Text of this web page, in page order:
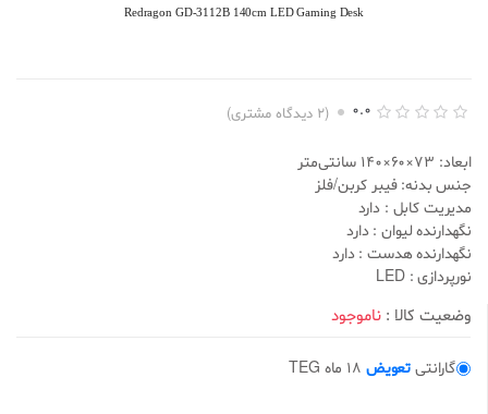
Redragon GD-3112B 140cm LED Gaming Desk
ت
ی
ا
ز
د
ی
0
.
0
5
ب
0.0
(
2 دیدگاه مشتری)
ابعاد: 73×60×140 سانتی‌متر
جنس بدنه: فیبر کربن/فلز
مدیریت کابل : دارد
نگهدارنده لیوان : دارد
نگهدارنده هدست : دارد
نورپردازی : LED
وضعیت کالا : ناموجود
گارانتی تعویض